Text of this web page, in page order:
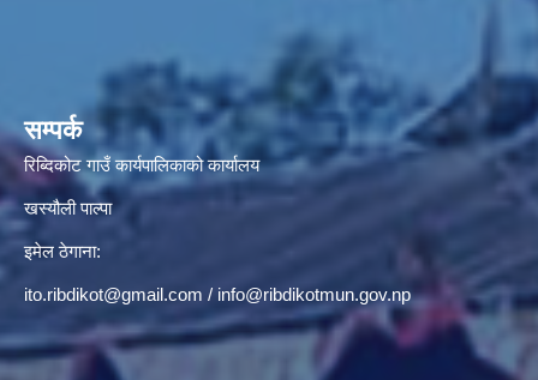
सम्पर्क
रिब्दिकोट गाउँ कार्यपालिकाको कार्यालय
खस्यौली पाल्पा
इमेल ठेगाना:
ito.ribdikot@gmail.com / info@ribdikotmun.gov.np